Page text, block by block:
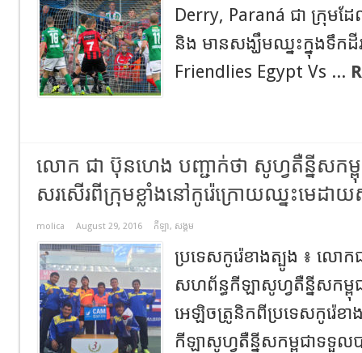
Derry, Paraná ជា ​ក្រុមដែ
និង មានសង្ឃឹមឈ្នះក្នុងទឹក
Friendlies Egypt Vs ...
លោក ជា ប៊ុនហេង បញ្ជាក់ថា សូហ្វតឺន្នីសកម្
សរសើរពីក្រុមខ្លាំងនៅកូរ៉េក្រោយឈ្នះមេដាយ
molica August 29, 2016 កីឡា, សង្គម
ប្រទេសកូរ៉េខាងត្បូង ៖ លោក
សហព័ន្ធកីឡាសូហ្វតឺន្នីសកម្ពុ
អេឡិចត្រូនិកពីប្រទេសកូរ៉េខា
កីឡាសូហ្វតឺន្នីសកម្ពុជាទទួលប